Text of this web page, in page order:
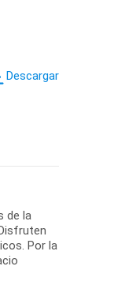
Descargar
de la
Por la